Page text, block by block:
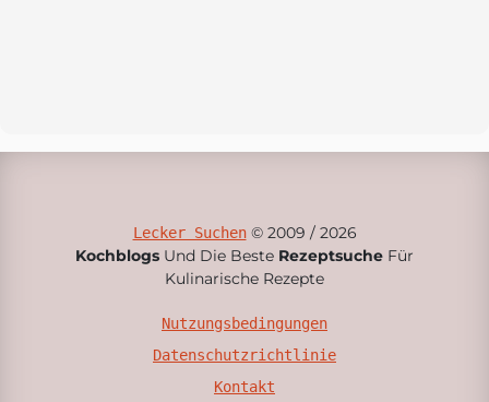
Lecker Suchen© 2009 / 2026
Kochblogs Und Die Beste Rezeptsuche Für
Kulinarische Rezepte
Nutzungsbedingungen
Datenschutzrichtlinie
Kontakt